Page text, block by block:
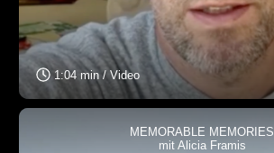
1:04 min / Video
MEMORABLE MEMORIES
mit Alicia Framis